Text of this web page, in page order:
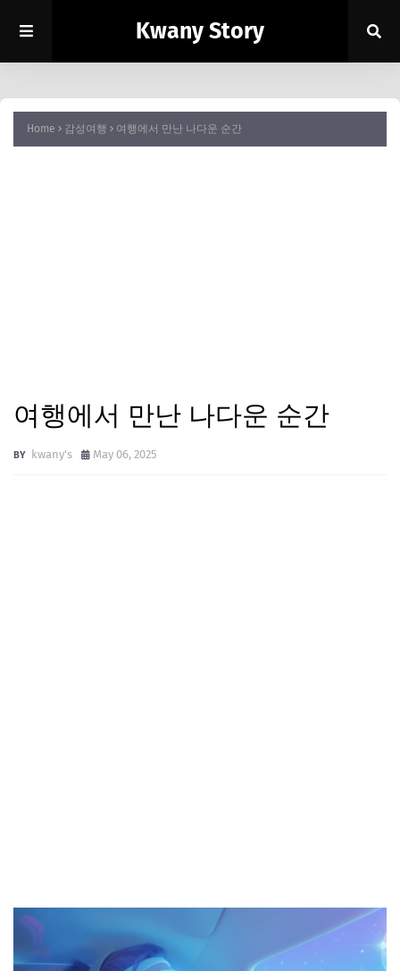
Kwany Story
Home 감성여행 여행에서 만난 나다운 순간
여행에서 만난 나다운 순간
kwany's May 06, 2025